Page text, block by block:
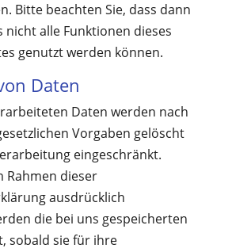
Bitte beachten Sie, dass dann
nicht alle Funktionen dieses
genutzt werden können.
Daten
Daten werden nach
Vorgaben gelöscht
eingeschränkt.
Rahmen dieser
ausdrücklich
die bei uns gespeicherten
sobald sie für ihre